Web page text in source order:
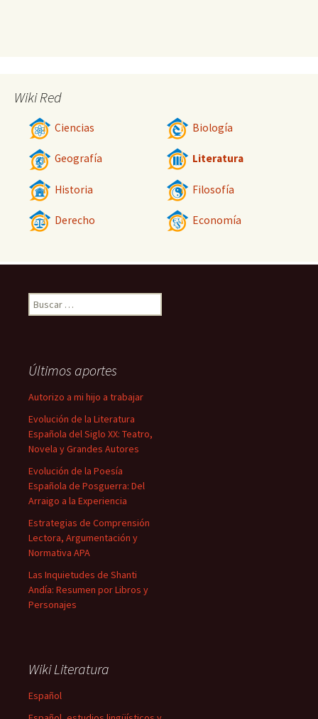
Wiki Red
Ciencias Biología
Geografía Literatura
Historia Filosofía
Derecho Economía
Buscar:
Últimos aportes
Autorizo a mi hijo a trabajar
Evolución de la Literatura
Española del Siglo XX: Teatro,
Novela y Grandes Autores
Evolución de la Poesía
Española de Posguerra: Del
Arraigo a la Experiencia
Estrategias de Comprensión
Lectora, Argumentación y
Normativa APA
Las Inquietudes de Shanti
Andía: Resumen por Libros y
Personajes
Wiki Literatura
Español